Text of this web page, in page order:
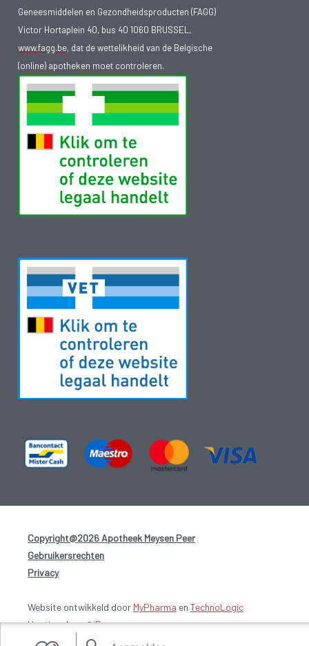
Geneesmiddelen en Gezondheidsproducten (FAGG)
Victor Hortaplein 40, bus 40 1060 BRUSSEL,
www.fagg.be, dat de wettelikheid van de Belgische
(online) apotheken moet controleren.
Copyright@2026 Apotheek Meysen Peer
Gebruikersrechten
Privacy-
Website ontwikkeld door MyPharma en TechnoLogic
Hosting door @iPower